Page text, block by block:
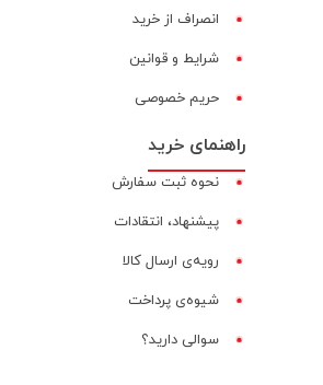
انصراف از خرید
شرایط و قوانین
حریم خصوصی
راهنمای خرید
نحوه ثبت سفارش
پیشنهاد، انتقادات
رویه‌ی ارسال کالا
شیوه‌ی پرداخت
سوالی دارید؟